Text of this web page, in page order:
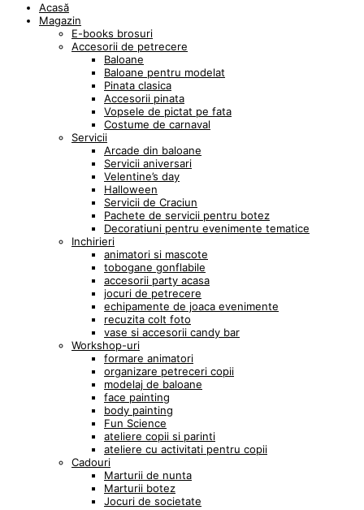
Acasă
Magazin
E-books brosuri
Accesorii de petrecere
Baloane
Baloane pentru modelat
Pinata clasica
Accesorii pinata
Vopsele de pictat pe fata
Costume de carnaval
Servicii
Arcade din baloane
Servicii aniversari
Velentine’s day
Halloween
Servicii de Craciun
Pachete de servicii pentru botez
Decoratiuni pentru evenimente tematice
Inchirieri
animatori si mascote
tobogane gonflabile
accesorii party acasa
jocuri de petrecere
echipamente de joaca evenimente
recuzita colt foto
vase si accesorii candy bar
Workshop-uri
formare animatori
organizare petreceri copii
modelaj de baloane
face painting
body painting
Fun Science
ateliere copii si parinti
ateliere cu activitati pentru copii
Cadouri
Marturii de nunta
Marturii botez
Jocuri de societate